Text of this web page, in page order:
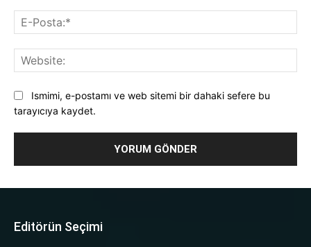
Ismimi, e-postamı ve web sitemi bir dahaki sefere bu
tarayıcıya kaydet.
Editörün Seçimi